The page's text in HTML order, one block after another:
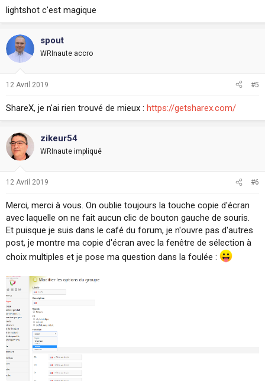
lightshot c'est magique
spout
WRInaute accro
12 Avril 2019 #5
ShareX, je n'ai rien trouvé de mieux : https://getsharex.com/
zikeur54
WRInaute impliqué
12 Avril 2019 #6
Merci, merci à vous. On oublie toujours la touche copie d'écran
avec laquelle on ne fait aucun clic de bouton gauche de souris.
Et puisque je suis dans le café du forum, je n'ouvre pas d'autres
post, je montre ma copie d'écran avec la fenêtre de sélection à
choix multiples et je pose ma question dans la foulée :